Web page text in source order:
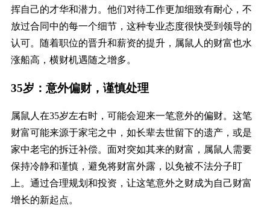
挥自己的才华和潜力。他们对待工作更加细致有耐心，不
放过合同中的每一个细节，这种专业态度很快受到领导的
认可。随着职位的晋升和薪资的提升，属鼠人的财富也水
涨船高，横财机遇随之增多。
35岁：意外偏财，谨慎处理
属鼠人在35岁左右时，可能会迎来一笔意外的偏财。这笔
财富可能来源于家宅之中，如长辈去世留下的遗产，或是
家中老宅的拆迁补偿。面对突如其来的财富，属鼠人需要
保持冷静和谨慎，避免将财富外露，以免被不法分子盯
上。通过合理规划和投资，让这笔意外之财成为自己财富
增长的新起点。